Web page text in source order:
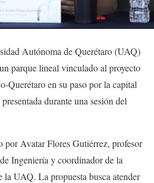
Autónoma de Querétaro (UAQ)
parque lineal vinculado al proyecto
Querétaro en su paso por la capital
durante una sesión del
por Avatar Flores Gutiérrez, profesor
Ingeniería y coordinador de la
UAQ. La propuesta busca atender